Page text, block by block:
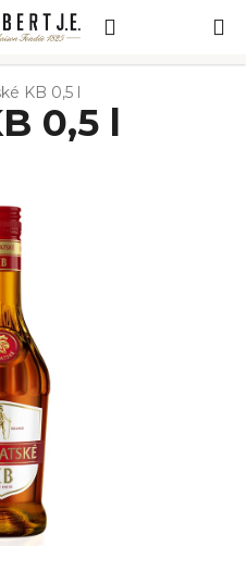
KOŠÍK
KB 0,5 l
0,5 l